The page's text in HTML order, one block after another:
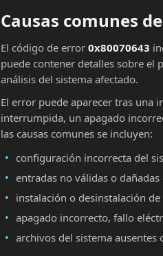
Causas comunes
El código de error 0x80070643
puede contener detalles sobre el
análisis del sistema afectado.
El error puede aparecer tras una
interrumpida, un apagado
las causas comunes se incluyen:
configuración incorrecta del
entradas no válidas o
instalación o desinstalación
apagado incorrecto, fallo
archivos del sistema ausentes